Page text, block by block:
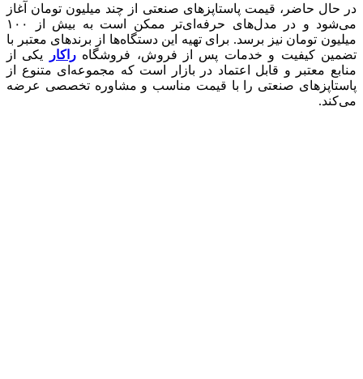
در حال حاضر، قیمت پاستاپزهای صنعتی از چند میلیون تومان آغاز
می‌شود و در مدل‌های حرفه‌ای‌تر ممکن است به بیش از ۱۰۰
میلیون تومان نیز برسد. برای تهیه این دستگاه‌ها از برندهای معتبر با
تضمین کیفیت و خدمات پس از فروش، فروشگاهراکار
یکی از
منابع معتبر و قابل اعتماد در بازار است که مجموعه‌ای متنوع از
پاستاپزهای صنعتی را با قیمت مناسب و مشاوره تخصصی عرضه
می‌کند.